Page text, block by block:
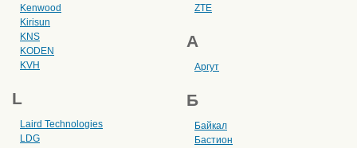
Kenwood
Kirisun
KNS
KODEN
KVH
L
Laird Technologies
LDG
ZTE
А
Аргут
Б
Байкал
Бастион